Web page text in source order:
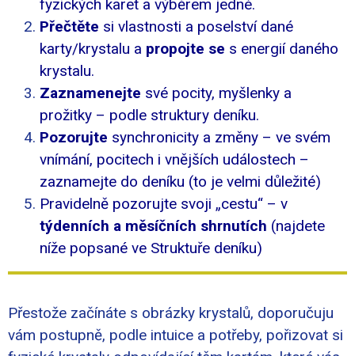
fyzických karet a výběrem jedné.
Přečtěte si vlastnosti a poselství dané
karty/krystalu a propojte se s energií daného
krystalu.
Zaznamenejte své pocity, myšlenky a
prožitky – podle struktury deníku.
Pozorujte synchronicity a změny – ve svém
vnímání, pocitech i vnějších událostech –
zaznamejte do deníku (to je velmi důležité)
Pravidelně pozorujte svoji „cestu“ – v
týdenních a měsíčních shrnutích (najdete
níže popsané ve Struktuře deníku)
Přestože začínáte s obrázky krystalů, doporučuju
vám postupně, podle intuice a potřeby, pořizovat si